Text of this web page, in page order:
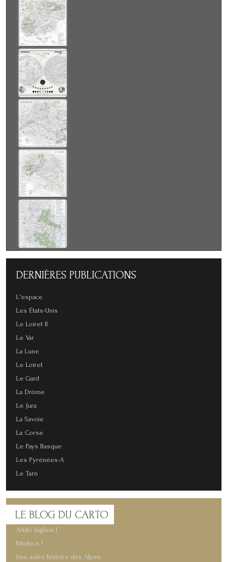
DERNIÈRES PUBLICATIONS
L'espace
Les États-Unis
Le Loiret II
Le Var
La Lune
Le Loiret
Le Gard
La Drôme
Le Jura
La Savoie
La Corse
Le Pays Basque
Les Pyrénées-A
Le Tarn
LE BLOG DU CARTO
Addio Inglesi !
Médocs !
Une autre histoire des Alpes